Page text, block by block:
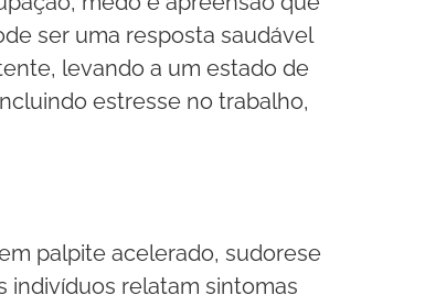
ser uma resposta saudável
levando a um estado de
estresse no trabalho,
palpite acelerado, sudorese
indivíduos relatam sintomas